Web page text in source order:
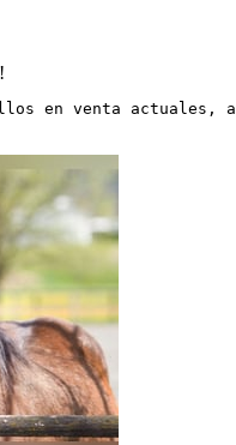
en venta actuales,